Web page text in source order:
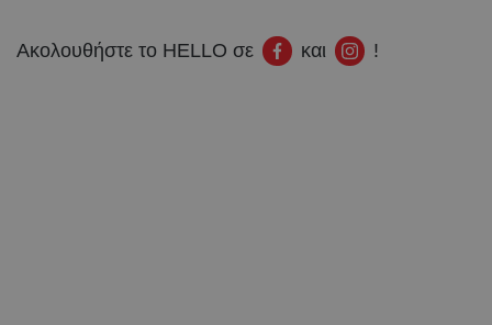
Ακολουθήστε το HELLO σε και !